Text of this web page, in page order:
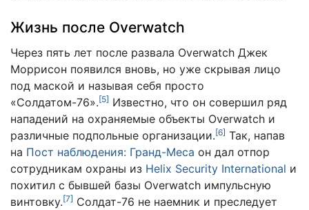
Жизнь после Overwatch
Через пять лет после развала Overwatch Джек
Моррисон появился вновь, но уже скрывая лицо
под маской и называя себя просто
«Солдатом-76».[5] Известно, что он совершил ряд
нападений на охраняемые объекты Overwatch и
различные подпольные организации.[6] Так, напав
на Пост наблюдения: Гранд-Меса он дал отпор
сотрудникам охраны из Helix Security International и
похитил с бывшей базы Overwatch импульсную
винтовку.[7] Солдат-76 не наемник и преследует